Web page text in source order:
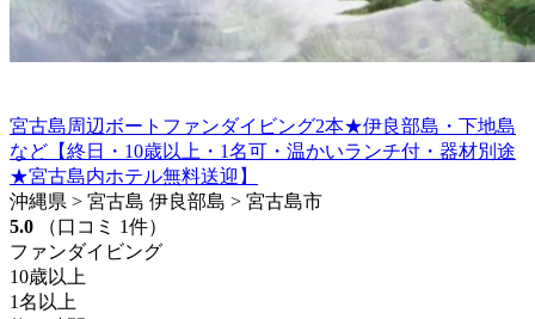
宮古島周辺ボートファンダイビング2本★伊良部島・下地島
など【終日・10歳以上・1名可・温かいランチ付・器材別途
★宮古島内ホテル無料送迎】
沖縄県 > 宮古島 伊良部島 > 宮古島市
5.0
（口コミ 1件）
ファンダイビング
10歳以上
1名以上